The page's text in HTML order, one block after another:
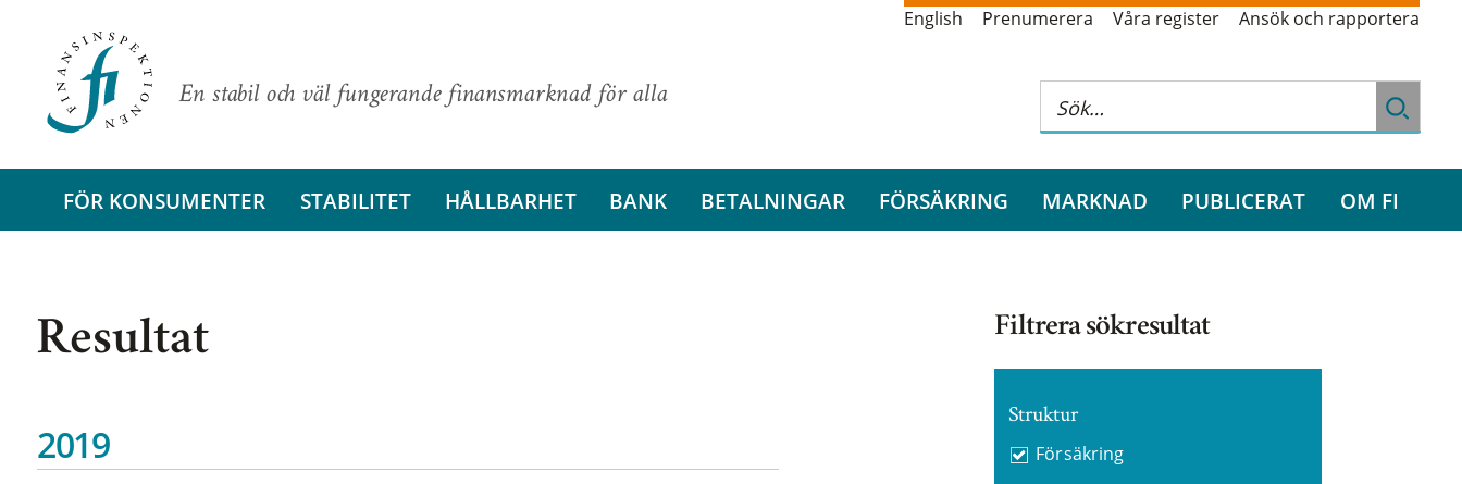
En stabil och väl fungerande finansmarknad för alla
English Prenumerera Våra register Ansök och rapportera
FÖR KONSUMENTER STABILITET HÅLLBARHET BANK BETALNINGAR FÖRSÄKRING MARKNAD PUBLICERAT OM FI
Resultat
2019
Filtrera sökresultat
Struktur
Försäkring